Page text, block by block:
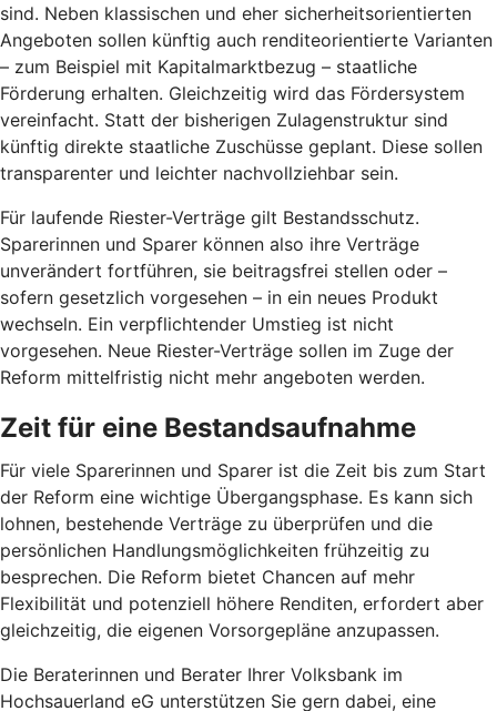
sind. Neben klassischen und eher sicherheitsorientierten
Angeboten sollen künftig auch renditeorientierte Varianten
– zum Beispiel mit Kapitalmarktbezug – staatliche
Förderung erhalten. Gleichzeitig wird das Fördersystem
vereinfacht. Statt der bisherigen Zulagenstruktur sind
künftig direkte staatliche Zuschüsse geplant. Diese sollen
transparenter und leichter nachvollziehbar sein.
Für laufende Riester-Verträge gilt Bestandsschutz.
Sparerinnen und Sparer können also ihre Verträge
unverändert fortführen, sie beitragsfrei stellen oder –
sofern gesetzlich vorgesehen – in ein neues Produkt
wechseln. Ein verpflichtender Umstieg ist nicht
vorgesehen. Neue Riester-Verträge sollen im Zuge der
Reform mittelfristig nicht mehr angeboten werden.
Zeit für eine Bestandsaufnahme
Für viele Sparerinnen und Sparer ist die Zeit bis zum Start
der Reform eine wichtige Übergangsphase. Es kann sich
lohnen, bestehende Verträge zu überprüfen und die
persönlichen Handlungsmöglichkeiten frühzeitig zu
besprechen. Die Reform bietet Chancen auf mehr
Flexibilität und potenziell höhere Renditen, erfordert aber
gleichzeitig, die eigenen Vorsorgepläne anzupassen.
Die Beraterinnen und Berater Ihrer Volksbank im
Hochsauerland eG unterstützen Sie gern dabei, eine